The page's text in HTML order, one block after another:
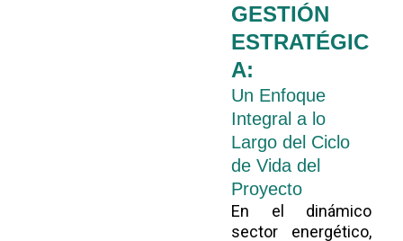
GESTIÓN
ESTRATÉGIC
A:
Un Enfoque
Integral a lo
Largo del Ciclo
de Vida del
Proyecto
En el dinámico
sector energético,